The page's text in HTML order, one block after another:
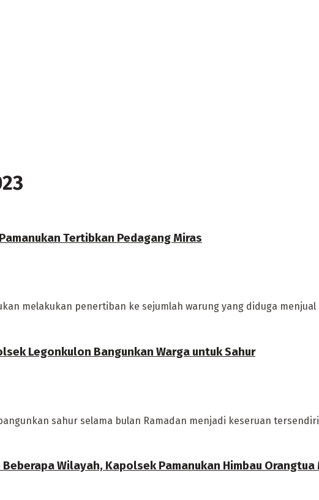
Tertibkan Pedagang Miras
melakukan penertiban ke sejumlah warung yang diduga
Legonkulon Bangunkan Warga untuk Sahur
sahur selama bulan Ramadan menjadi keseruan
Wilayah, Kapolsek Pamanukan Himbau